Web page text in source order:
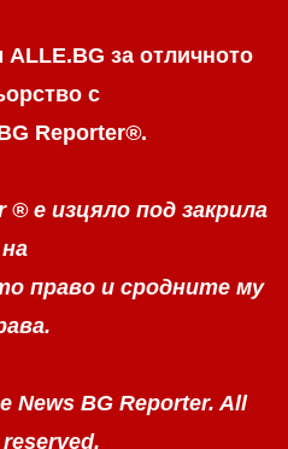
ALLE.BG за отличното
с
Reporter®.
® е изцяло под закрила
на
право и сродните му
News BG Reporter. All